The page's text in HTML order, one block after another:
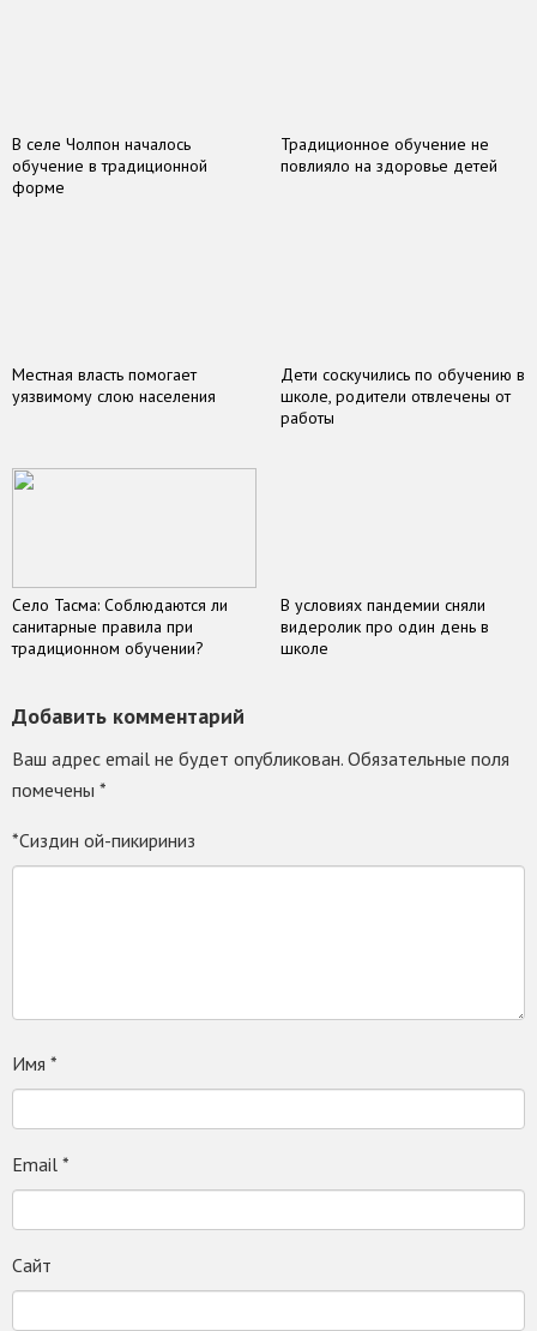
В селе Чолпон началось
обучение в традиционной
форме
Традиционное обучение не
повлияло на здоровье детей
Местная власть помогает
уязвимому слою населения
Дети соскучились по обучению в
школе, родители отвлечены от
работы
Село Тасма: Соблюдаются ли
санитарные правила при
традиционном обучении?
В условиях пандемии сняли
видеролик про один день в
школе
Добавить комментарий
Ваш адрес email не будет опубликован. Обязательные поля
помечены *
*Сиздин ой-пикириниз
Имя *
Email *
Сайт